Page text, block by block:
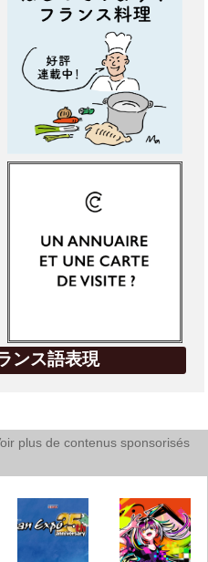
ンス語表現
plus de contenus sponsorisés